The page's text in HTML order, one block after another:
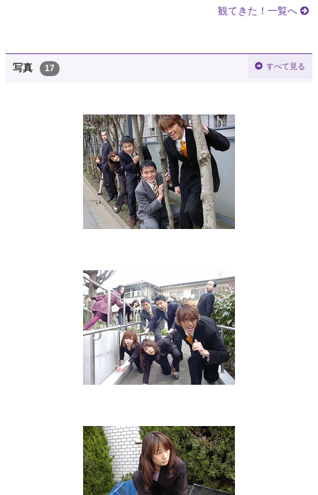
観てきた！一覧へ
写真 17 すべて見る